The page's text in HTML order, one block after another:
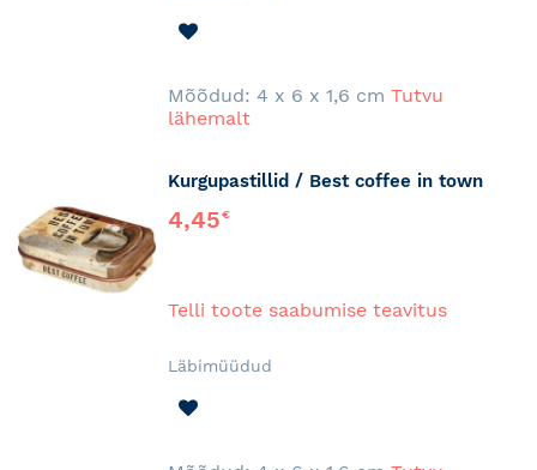
Mõõdud: 4 x 6 x 1,6 cm Tutvu
lähemalt
Kurgupastillid / Best coffee in town
4,45€
Telli toote saabumise teavitus
Läbimüüdud